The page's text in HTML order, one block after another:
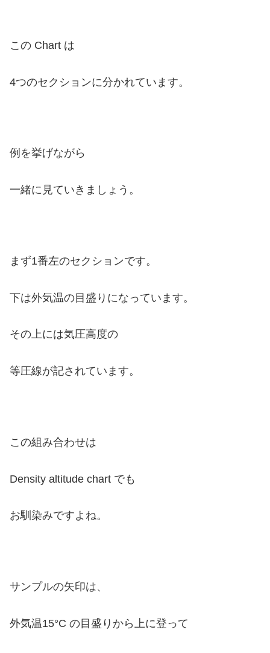
この Chart は
4つのセクションに分かれています。
例を挙げながら
一緒に見ていきましょう。
まず1番左のセクションです。
下は外気温の目盛りになっています。
その上には気圧高度の
等圧線が記されています。
この組み合わせは
Density altitude chart でも
お馴染みですよね。
サンプルの矢印は、
外気温15°C の目盛りから上に登って